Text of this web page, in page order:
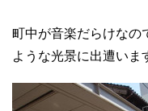
町中が音楽だらけなの
ような光景に出遭いま